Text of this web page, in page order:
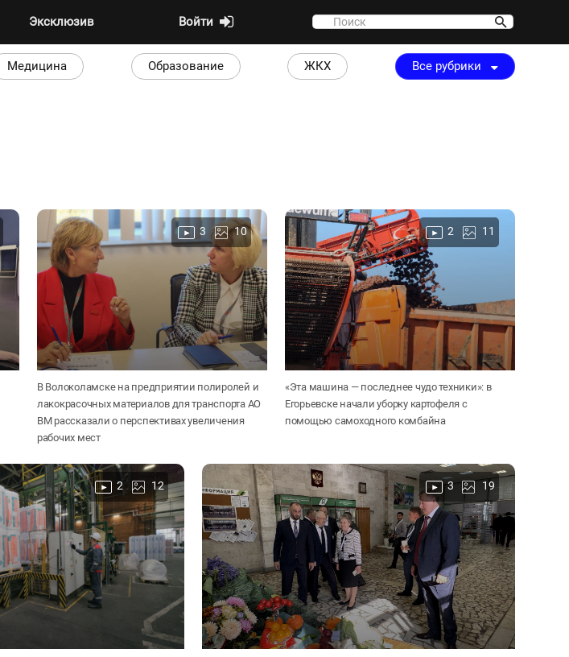
Эксклюзив Войти
Медицина Образование ЖКХ Все рубрики
3 10
В Волоколамске на предприятии полиролей и
лакокрасочных материалов для транспорта АО
ВМ рассказали о перспективах увеличения
рабочих мест
2 11
«Эта машина — последнее чудо техники»: в
Егорьевске начали уборку картофеля с
помощью самоходного комбайна
2 12 3 19